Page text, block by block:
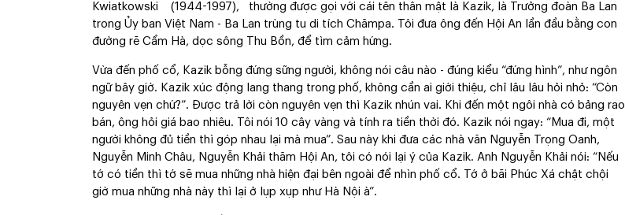
Kwiatkowski (1944-1997), thường được gọi với cái tên thân mật là Kazik, là Trưởng đoàn Ba Lan
trong Ủy ban Việt Nam - Ba Lan trùng tu di tích Chămpa. Tôi đưa ông đến Hội An lần đầu bằng con
đường rẽ Cẩm Hà, dọc sông Thu Bồn, để tìm cảm hứng.
Vừa đến phố cổ, Kazik bỗng đứng sững người, không nói câu nào - đúng kiểu “đứng hình”, như ngôn
ngữ bây giờ. Kazik xúc động lang thang trong phố, không cần ai giới thiệu, chỉ lâu lâu hỏi nhỏ: “Còn
nguyên vẹn chứ?”. Được trả lời còn nguyên vẹn thì Kazik nhún vai. Khi đến một ngôi nhà có bảng rao
bán, ông hỏi giá bao nhiêu. Tôi nói 10 cây vàng và tính ra tiền thời đó. Kazik nói ngay: “Mua đi, một
người không đủ tiền thì góp nhau lại mà mua”. Sau này khi đưa các nhà văn Nguyễn Trọng Oanh,
Nguyễn Minh Châu, Nguyễn Khải thăm Hội An, tôi có nói lại ý của Kazik. Anh Nguyễn Khải nói: “Nếu
tớ có tiền thì tớ sẽ mua những nhà hiện đại bên ngoài để nhìn phố cổ. Tớ ở bãi Phúc Xá chật chội
giờ mua những nhà này thì lại ở lụp xụp như Hà Nội à”.